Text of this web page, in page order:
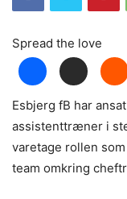
Spread the love
Esbjerg fB har
assistenttræner i
varetage rollen
team omkring